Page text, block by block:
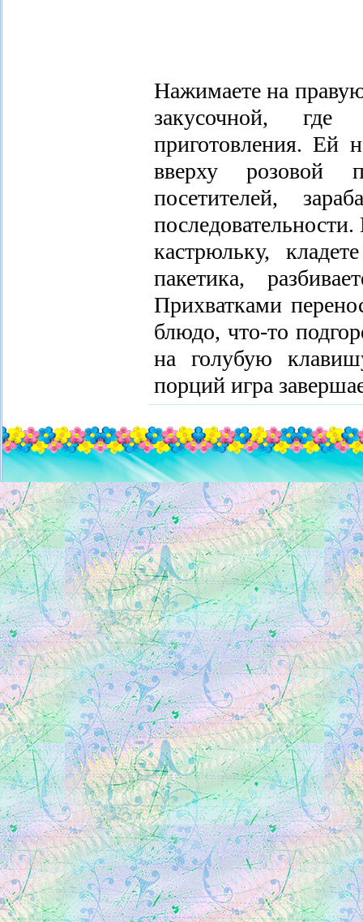
Нажимаете на
закусочной,
приготовления. Ей
вверху розовой
посетителей,
кастрюльку,
пакетика,
Прихватками
блюдо, что-то
на голубую
порций игра